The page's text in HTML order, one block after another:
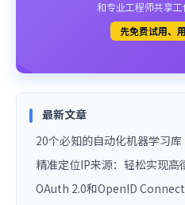
和专业工程师共享
先免费试用、
最新文章
20个必知的自动化机器学习库
精准定位IP来源：轻松实现高
OAuth 2.0和OpenID